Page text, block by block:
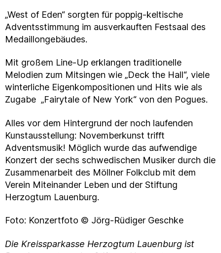
„West of Eden“ sorgten für poppig-keltische
Adventsstimmung im ausverkauften Festsaal des
Medaillongebäudes.
Mit großem Line-Up erklangen traditionelle
Melodien zum Mitsingen wie „Deck the Hall“, viele
winterliche Eigenkompositionen und Hits wie als
Zugabe „Fairytale of New York“ von den Pogues.
Alles vor dem Hintergrund der noch laufenden
Kunstausstellung: Novemberkunst trifft
Adventsmusik! Möglich wurde das aufwendige
Konzert der sechs schwedischen Musiker durch die
Zusammenarbeit des Möllner Folkclub mit dem
Verein Miteinander Leben und der Stiftung
Herzogtum Lauenburg.
Foto: Konzertfoto © Jörg-Rüdiger Geschke
Die Kreissparkasse Herzogtum Lauenburg ist